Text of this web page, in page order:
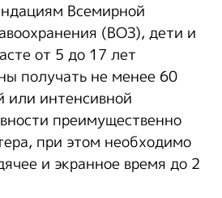
Всемирной
(ВОЗ), дети и
от 5 до 17 лет
получать не менее 60
или интенсивной
преимущественно
при этом необходимо
и экранное время до 2